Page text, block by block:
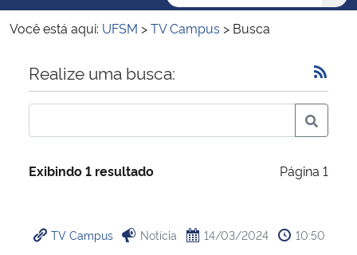
Ministério das Relações Exteriores
Ministério da Economia
Ministério da Infraestrutura
Ministério da Cidadania
Você está aqui: UFSM >TV Campus > Busca
Início do conteúdo
Realize uma busca:
Exibindo 1 resultado Página 1
TV Campus Notícia 14/03/2024 10:50